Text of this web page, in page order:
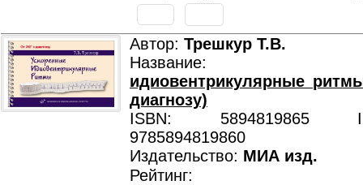
Автор: Трешкур Т.В.
идиовентрикулярные
диагнозу)
ISBN: 5894819865
9785894819860
Издательство: МИА изд.
Рейтинг: